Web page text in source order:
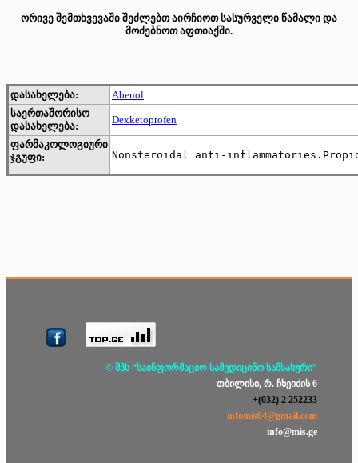
ორივე შემთხვევაში შეძლებთ აირჩიოთ სასურველი წამალი და
მოძებნოთ აფთიაქში.
დასახელება:
Abenol
საერთაშორისო
დასახელება:
Dexketoprofen
ფარმაკოლოგიური
ჯგუფი:
Nonsteroidal anti-
© შპს “საინფორმაციო-სამედიცინო სამსახური”
თბილისი, რ. ჩხეიძის 6
+(032) 2 252233
infomis04@gmail.com
info@mis.ge